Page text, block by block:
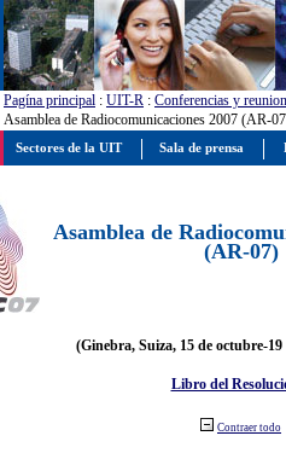
Pagína principal : UIT-R : Conferencias y
Asamblea de Radiocomunicaciones 2007 (AR-
Asamblea de
(AR-07)
(Ginebra, Suiza, 15 de octubre-19
Libro del
Contraer todo
Sectores de la UIT Sala de prensa